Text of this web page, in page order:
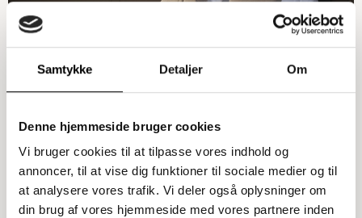
Samtykke Detaljer Om
Denne hjemmeside bruger cookies
Vi bruger cookies til at tilpasse vores indhold og
annoncer, til at vise dig funktioner til sociale medier og til
at analysere vores trafik. Vi deler også oplysninger om
din brug af vores hjemmeside med vores partnere inden
Seng – 210, Røget Eg, Sort